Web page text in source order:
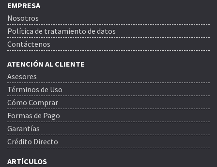
EMPRESA
Nosotros
Política de tratamiento de datos
Contáctenos
ATENCIÓN AL CLIENTE
Asesores
Términos de Uso
Cómo Comprar
Formas de Pago
Garantías
Crédito Directo
ARTÍCULOS